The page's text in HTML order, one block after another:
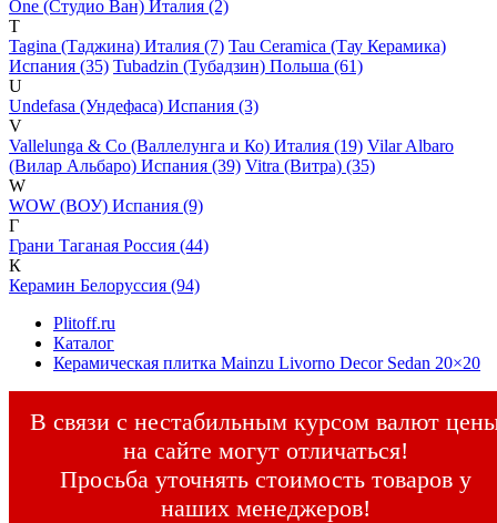
One (Студио Ван) Италия (2)
T
Tagina (Таджина) Италия (7) Tau Ceramica (Тау Керамика)
Испания (35) Tubadzin (Тубадзин) Польша (61)
U
Undefasa (Ундефаса) Испания (3)
V
Vallelunga & Co (Валлелунга и Ко) Италия (19) Vilar Albaro
(Вилар Альбаро) Испания (39) Vitra (Витра) (35)
W
WOW (ВОУ) Испания (9)
Г
Грани Таганая Россия (44)
К
Керамин Белоруссия (94)
Plitoff.ru
Каталог
Керамическая плитка Mainzu Livorno Decor Sedan 20×20
В связи с нестабильным курсом валют
на сайте могут отличаться!
Просьба уточнять стоимость товаров у
наших менеджеров!